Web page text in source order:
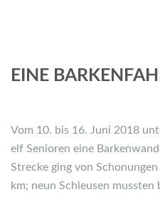
EINE
Vom 10. bis 16. Juni 2018
elf Senioren eine
Strecke ging von
km; neun Schleusen